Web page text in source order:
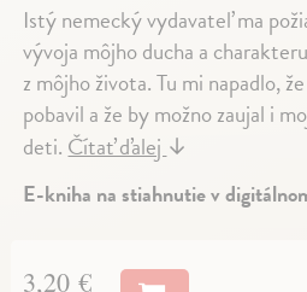
Istý nemecký vydavateľ ma
vývoja môjho ducha a
z môjho života. Tu mi napadlo,
pobavil a že by možno zaujal i
deti. Čítať ďalej ↓
E-kniha na stiahnutie v
3,20 €